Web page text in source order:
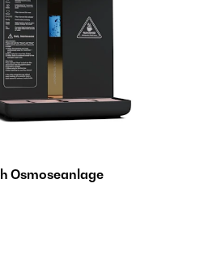
Osmoseanlage​